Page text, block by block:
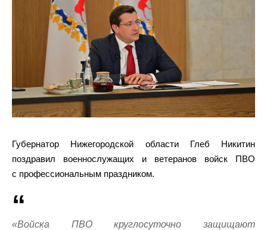
Губернатор Нижегородской области Глеб Никитин
поздравил военнослужащих и ветеранов войск ПВО
с профессиональным праздником.
«Войска ПВО круглосуточно защищают